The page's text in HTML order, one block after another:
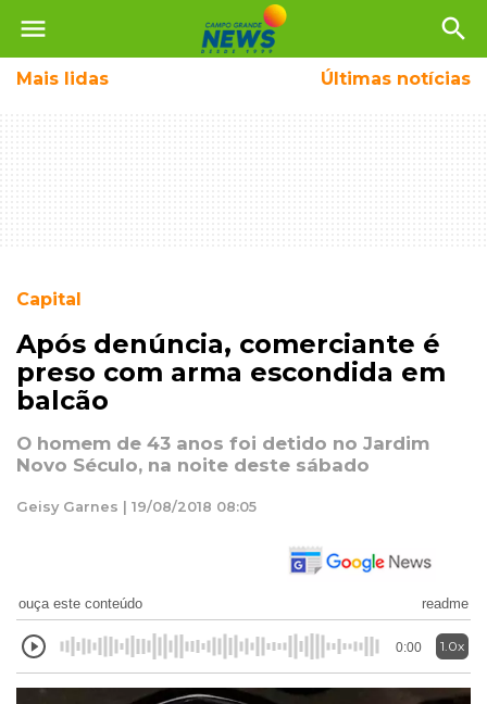
menu search
Mais lidas Últimas notícias
Capital
Após denúncia, comerciante é
preso com arma escondida em
balcão
O homem de 43 anos foi detido no Jardim
Novo Século, na noite deste sábado
Geisy Garnes | 19/08/2018 08:05
ouça este conteúdo readme
0:00 1.0x